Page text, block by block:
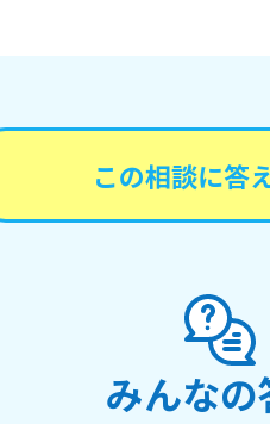
この相談に答
みんなの